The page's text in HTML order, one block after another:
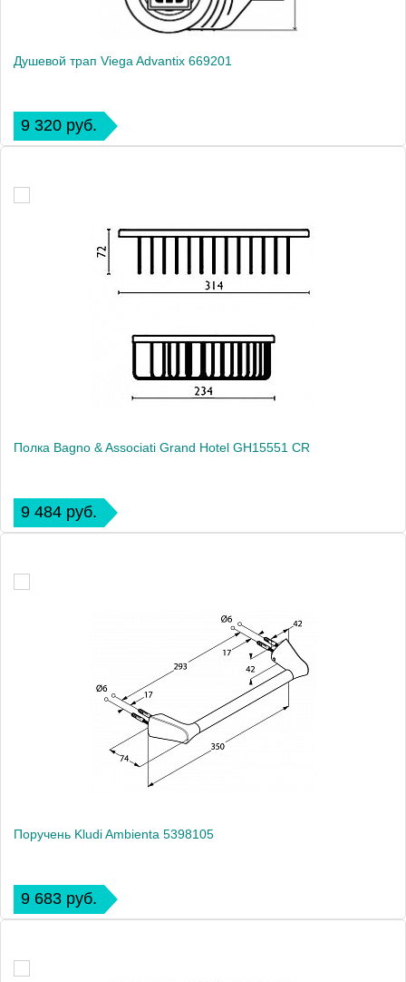
Душевой трап Viega Advantix 669201
9 320 руб.
Полка Bagno & Associati Grand Hotel GH15551 CR
9 484 руб.
Поручень Kludi Ambienta 5398105
9 683 руб.